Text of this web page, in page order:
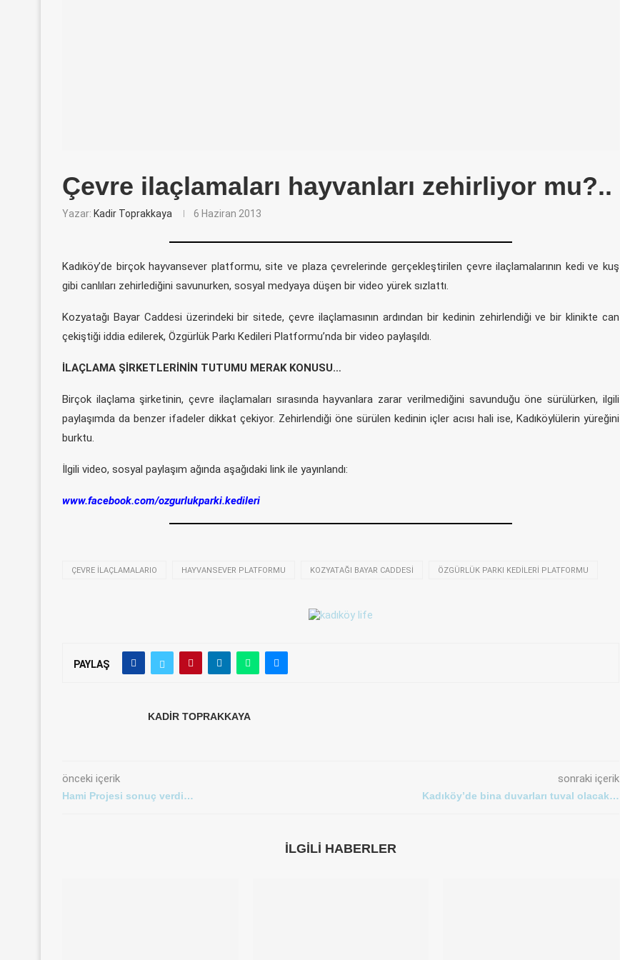
Çevre ilaçlamaları hayvanları zehirliyor mu?..
Yazar: Kadir Toprakkaya 6 Haziran 2013
Kadıköy’de birçok hayvansever platformu, site ve plaza çevrelerinde gerçekleştirilen çevre ilaçlamalarının kedi ve kuş
gibi canlıları zehirlediğini savunurken, sosyal medyaya düşen bir video yürek sızlattı.
Kozyatağı Bayar Caddesi üzerindeki bir sitede, çevre ilaçlamasının ardından bir kedinin zehirlendiği ve bir klinikte can
çekiştiği iddia edilerek, Özgürlük Parkı Kedileri Platformu’nda bir video paylaşıldı.
İLAÇLAMA ŞİRKETLERİNİN TUTUMU MERAK KONUSU…
Birçok ilaçlama şirketinin, çevre ilaçlamaları sırasında hayvanlara zarar verilmediğini savunduğu öne sürülürken, ilgili
paylaşımda da benzer ifadeler dikkat çekiyor. Zehirlendiği öne sürülen kedinin içler acısı hali ise, Kadıköylülerin yüreğini
burktu.
İlgili video, sosyal paylaşım ağında aşağıdaki link ile yayınlandı:
www.facebook.com/ozgurlukparki.kedileri
ÇEVRE ILAÇLAMALARIO HAYVANSEVER PLATFORMU KOZYATAĞI BAYAR CADDESI ÖZGÜRLÜK PARKI KEDILERI PLATFORMU
PAYLAŞ
KADIR TOPRAKKAYA
önceki içerik
Hami Projesi sonuç verdi…
sonraki içerik
Kadıköy’de bina duvarları tuval olacak…
İLGILI HABERLER